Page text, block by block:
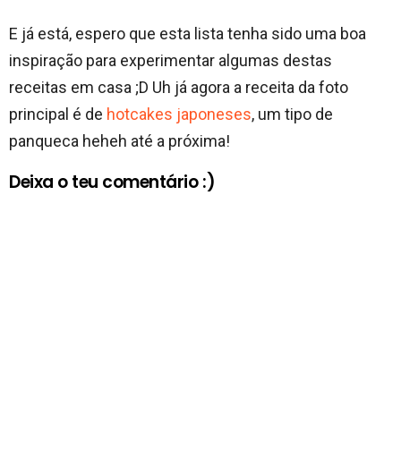
E já está, espero que esta lista tenha sido uma boa
inspiração para experimentar algumas destas
receitas em casa ;D Uh já agora a receita da foto
principal é de hotcakes japoneses, um tipo de
panqueca heheh até a próxima!
Deixa o teu comentário :)